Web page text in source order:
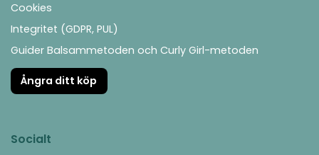
Cookies
Integritet (GDPR, PUL)
Guider Balsammetoden och Curly Girl-metoden
Ångra ditt köp
Socialt